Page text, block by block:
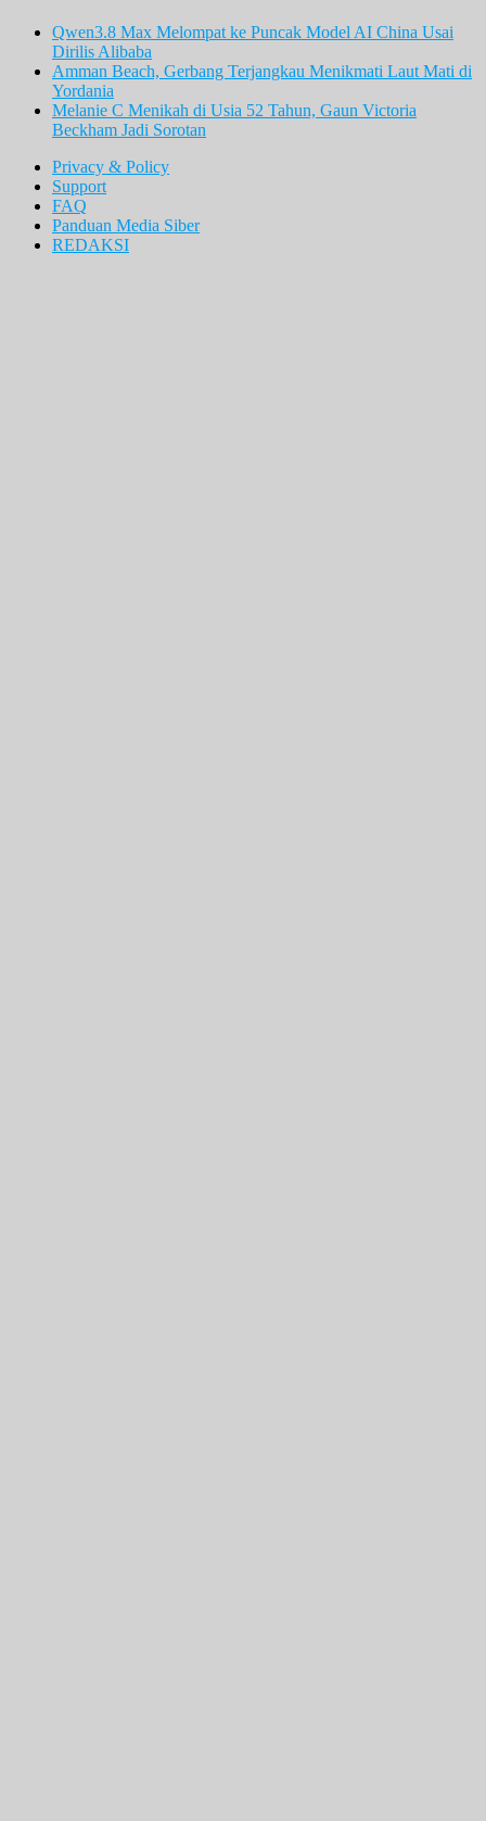
Qwen3.8 Max Melompat ke Puncak Model AI China Usai
Dirilis Alibaba
Amman Beach, Gerbang Terjangkau Menikmati Laut Mati di
Yordania
Melanie C Menikah di Usia 52 Tahun, Gaun Victoria
Beckham Jadi Sorotan
Privacy & Policy
Support
FAQ
Panduan Media Siber
REDAKSI